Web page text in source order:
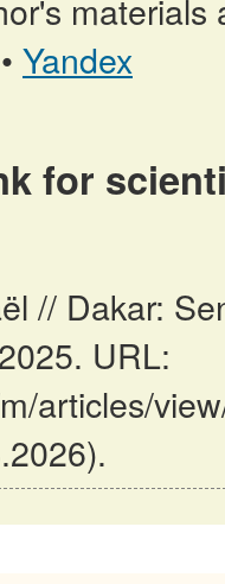
materials
• Yandex
for
// Dakar:
URL:
articles/